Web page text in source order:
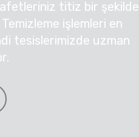
titiz bir şekilde
işlemleri en
tesislerimizde uzman